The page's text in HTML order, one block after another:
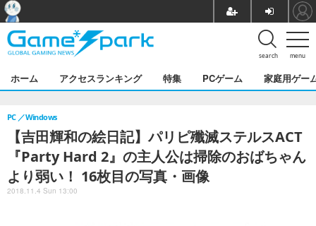
menu
search
ホーム アクセスランキング 特集 PCゲーム 家庭用ゲー
【吉田輝和の絵日記】パリピ殲滅ステルスACT
『Party Hard 2』の主人公は掃除のおばちゃん
より弱い！ 16枚目の写真・画像
PC Windows
2018.11.4 Sun 13:00